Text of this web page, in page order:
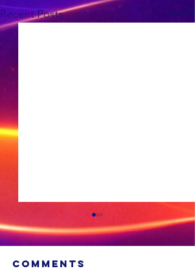
Recent Posts See All
Comments